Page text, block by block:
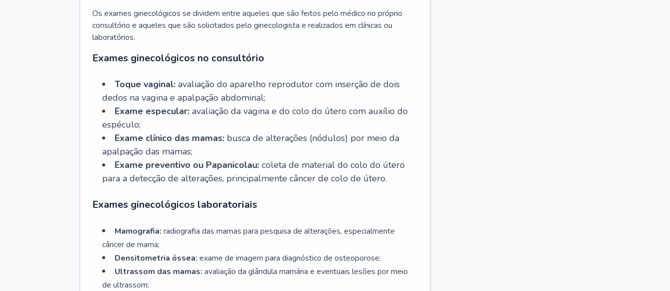
Os exames ginecológicos se dividem entre aqueles que são feitos pelo médico no próprio
consultório e aqueles que são solicitados pelo ginecologista e realizados em clínicas ou
laboratórios.
Exames ginecológicos no consultório
Toque vaginal: avaliação do aparelho reprodutor com inserção de dois
dedos na vagina e apalpação abdominal;
Exame especular: avaliação da vagina e do colo do útero com auxílio do
espéculo;
Exame clínico das mamas: busca de alterações (nódulos) por meio da
apalpação das mamas;
Exame preventivo ou Papanicolau: coleta de material do colo do útero
para a detecção de alterações, principalmente câncer de colo de útero.
Exames ginecológicos laboratoriais
Mamografia: radiografia das mamas para pesquisa de alterações, especialmente
câncer de mama;
Densitometria óssea: exame de imagem para diagnóstico de osteoporose;
Ultrassom das mamas: avaliação da glândula mamária e eventuais lesões por meio
de ultrassom;